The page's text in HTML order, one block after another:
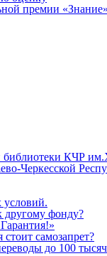
премии
библиотеки КЧР
Черкесской
условий.
фонду?
самозапрет?
до 100